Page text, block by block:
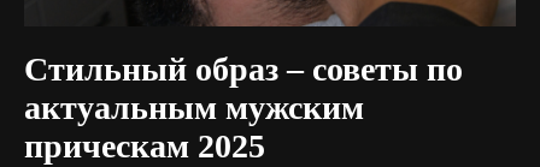
Стильный образ – советы по
актуальным мужским
прическам 2025